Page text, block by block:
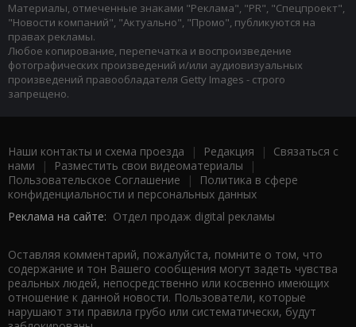
Материалы, отмеченные знаками "Реклама", "PR", "Спецпроект",
"Новости компаний", "Актуально", "Промо", публикуются на
правах рекламы.
Любое копирование, перепечатка и воспроизведение
фотографических произведений и/или аудиовизуальных
произведений правообладателя Getty Images - строго
запрещено.
Наши контакты и схема проезда | Редакция | Связаться с
нами | Разместить свои видеоматериалы |
Пользовательское Соглашение |
Политика в сфере
конфиденциальности и персональных данных
Реклама на сайте: Отдел продаж digital рекламы
Оставляя комментарий, пожалуйста, помните о том, что
содержание и тон Вашего сообщения могут задеть чувства
реальных людей, непосредственно или косвенно имеющих
отношение к данной новости. Пользователи, которые
нарушают эти правила грубо или систематически, будут